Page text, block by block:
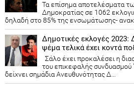
Τα επίσημα αποτελέσματα
Δημοκρατίας​ σε 1062
δηλαδή στο 85% της ενσωμάτωσης-
Δημοτικές εκλογές
ψέμα τελικά έχει κοντά
Σάλο έχει προκαλέσει η
του επικεφαλής συνδυασμού
δείχνει σημάδια Ανευθυνότητας Δ...